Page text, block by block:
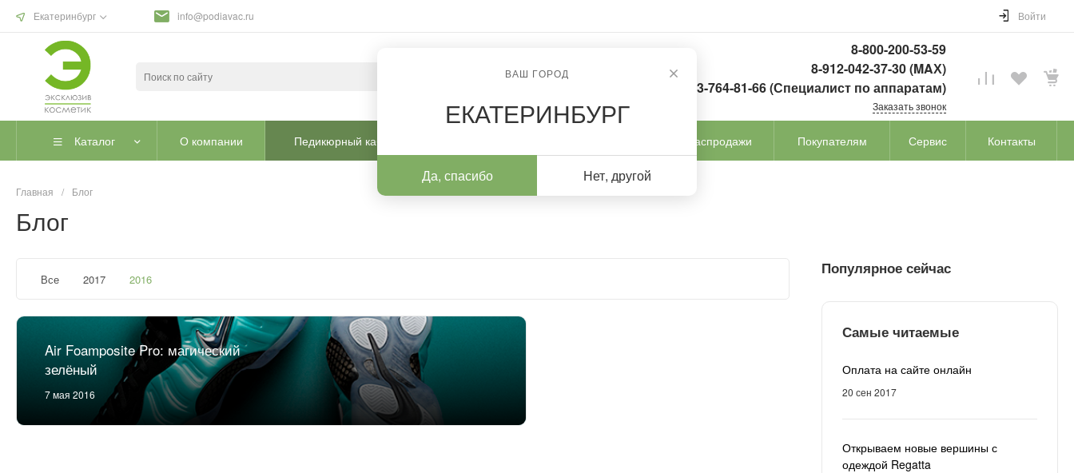
Екатеринбург
ВАШ ГОРОД
ЕКАТЕРИНБУРГ
Да, спасибо Нет, другой
info@podiavac.ru Войти
8-800-200-53-59
8-912-042-37-30 (MAХ)
8-963-764-81-66 (Специалист по аппаратам)
Заказать звонок
Каталог О компании Педикюрный кабинет Распродажи Покупателям Сервис Контакты
Главная / Блог
Блог
Популярное сейчас
Самые читаемые
Оплата на сайте онлайн
20 сен 2017
Открываем новые вершины с
одеждой Regatta
Все 2017 2016
Air Foamposite Pro: магический
зелёный
7 мая 2016